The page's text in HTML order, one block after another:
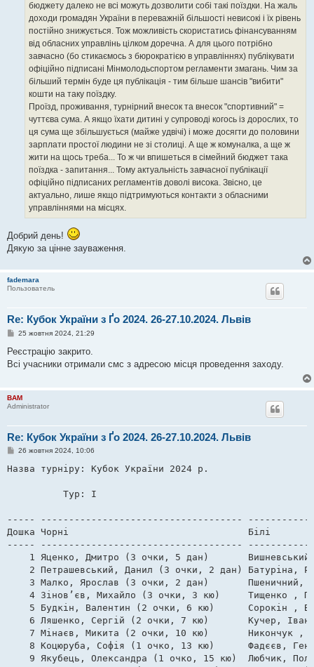
бюджету далеко не всі можуть дозволити собі такі поїздки. На жаль
доходи громадян України в переважній більшості невисокі і їх рівень
постійно знижується. Тож можливість скористатись фінансуванням
від обласних управлінь цілком доречна. А для цього потрібно
завчасно (бо стикаємось з бюрократією в управліннях) публікувати
офіційно підписані Мінмолодьспортом регламенти змагань. Чим за
більший термін буде ця публікація - тим більше шансів "вибити"
кошти на таку поїздку.
Проїзд, проживання, турнірний внесок та внесок "спортивний" =
чуттєва сума. А якщо їхати дитині у супроводі когось із дорослих, то
ця сума ще збільшується (майже удвічі) і може досягти до половини
зарплати простої людини не зі столиці. А ще ж комуналка, а ще ж
жити на щось треба... То ж чи впишеться в сімейний бюджет така
поїздка - запитання... Тому актуальність завчасної публікації
офіційно підписаних регламентів доволі висока. Звісно, це
актуально, лише якщо підтримуються контакти з обласними
управліннями на місцях.
Добрий день!
Дякую за цінне зауваження.
fademara
Пользователь
Re: Кубок України з Ґо 2024. 26-27.10.2024. Львів
П
в
д
л
е
н
я
25 жовтня 2024, 21:29
Реєстрацію закрито.
Всі учасники отримали смс з адресою місця проведення заходу.
BAM
Administrator
Re: Кубок України з Ґо 2024. 26-27.10.2024. Львів
П
в
н
26 жовтня 2024, 10:06
Назва турніру: Кубок України 2024 р.
          Тур: I
----- ------------------------------------
Дошка Чорні                                Білі
----- ------------------------------------
1 Яценко, Дмитро (3 очки, 5 дан)
2 Петрашевський, Данил (3 очки, 2 дан)
3 Малко, Ярослав (3 очки, 2 дан)
4 Зінов’єв, Михайло (3 очки, 3 кю)     Тищенко
5 Будкін, Валентин (2 очки, 6 кю)      Сорокін
6 Ляшенко, Сергій (2 очки, 7 кю)       Кучер,
7 Мінаєв, Микита (2 очки, 10 кю)       Никончук
8 Коцюруба, Софія (1 очко, 13 кю)      Фадєєв,
9 Якубець, Олександра (1 очко, 15 кю)  Любчик,